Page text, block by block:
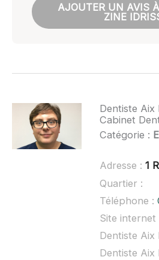
AJOUTER UN AVIS
ZINE
Dentiste Aix
Cabinet
Catégorie :
Adresse : 1
Quartier :
Téléphone :
Site internet